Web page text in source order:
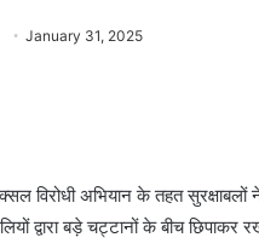
January 31, 2025
विरोधी अभियान के तहत
द्वारा बड़े चट्टानों के बीच